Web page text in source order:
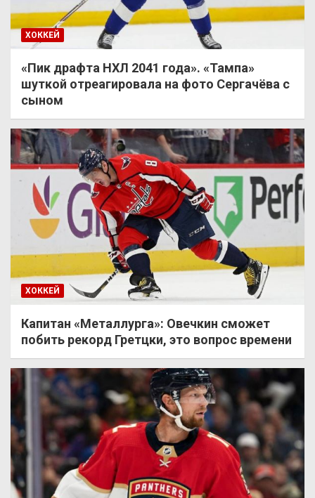
ХОККЕЙ
«Пик драфта НХЛ 2041 года». «Тампа»
шуткой отреагировала на фото Сергачёва с
сыном
ХОККЕЙ
Капитан «Металлурга»: Овечкин сможет
побить рекорд Гретцки, это вопрос времени